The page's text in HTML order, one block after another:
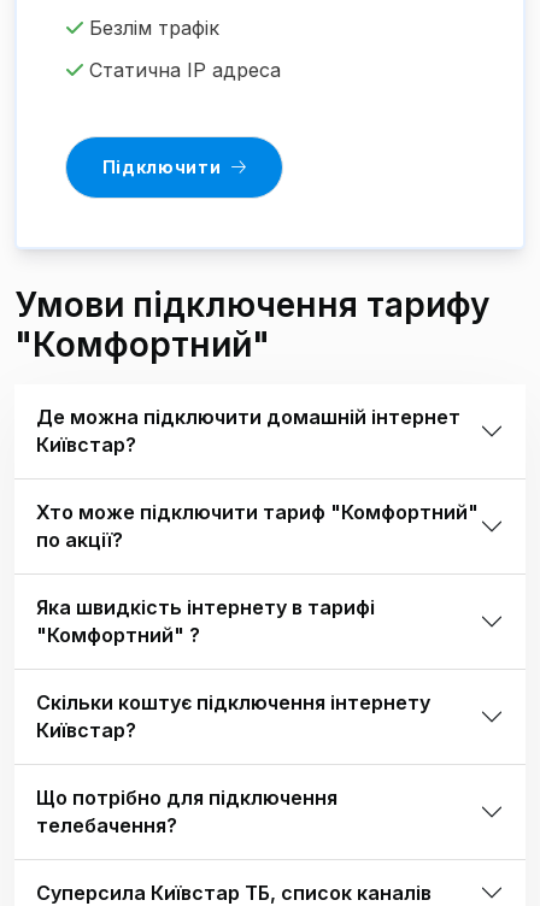
Безлім трафік
Статична IP адреса
Підключити
Умови підключення тарифу
"Комфортний"
Де можна підключити домашній інтернет
Київстар?
Хто може підключити тариф "Комфортний"
по акції?
Яка швидкість інтернету в тарифі
"Комфортний" ?
Скільки коштує підключення інтернету
Київстар?
Що потрібно для підключення
телебачення?
Суперсила Київстар ТБ, список каналів